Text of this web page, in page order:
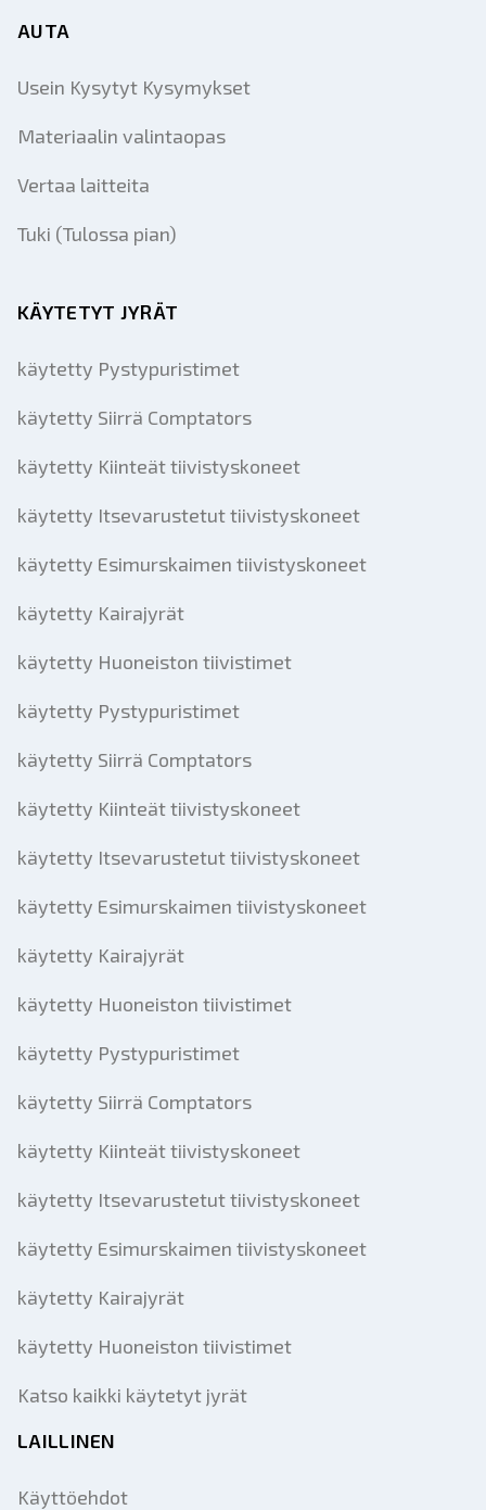
AUTA
Usein Kysytyt Kysymykset
Materiaalin valintaopas
Vertaa laitteita
Tuki (Tulossa pian)
KÄYTETYT JYRÄT
käytetty Pystypuristimet
käytetty Siirrä Comptators
käytetty Kiinteät tiivistyskoneet
käytetty Itsevarustetut tiivistyskoneet
käytetty Esimurskaimen tiivistyskoneet
käytetty Kairajyrät
käytetty Huoneiston tiivistimet
käytetty Pystypuristimet
käytetty Siirrä Comptators
käytetty Kiinteät tiivistyskoneet
käytetty Itsevarustetut tiivistyskoneet
käytetty Esimurskaimen tiivistyskoneet
käytetty Kairajyrät
käytetty Huoneiston tiivistimet
käytetty Pystypuristimet
käytetty Siirrä Comptators
käytetty Kiinteät tiivistyskoneet
käytetty Itsevarustetut tiivistyskoneet
käytetty Esimurskaimen tiivistyskoneet
käytetty Kairajyrät
käytetty Huoneiston tiivistimet
Katso kaikki käytetyt jyrät
LAILLINEN
Käyttöehdot